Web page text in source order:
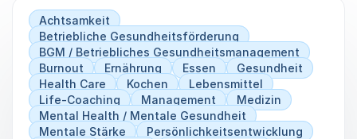
Achtsamkeit
Betriebliche Gesundheitsförderung
BGM / Betriebliches Gesundheitsmanagement
Burnout
Ernährung Essen
Gesundheit
Health Care
Kochen
Lebensmittel
Life-Coaching
Management
Medizin
Mental Health / Mentale Gesundheit
Mentale Stärke
Persönlichkeitsentwicklung